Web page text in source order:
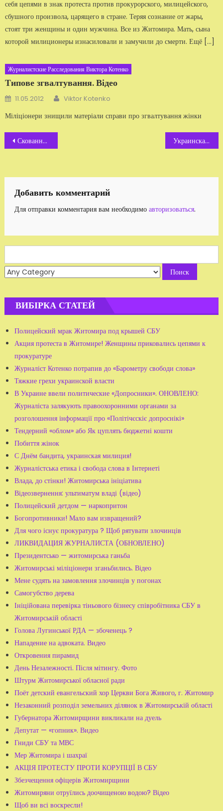
себя цепями в знак протеста против прокурорского, милицейского,
сбушного произвола, царящего в стране. Теряя сознание от жары,
стоят три женщины и один мужчина. Все из Житомира. Мать, сына
которой милиционеры изнасиловали и замучили до смерти. Ещё […]
Журналистские Расследования Виктора Котенко
Типове згвалтування. Відео
Добавлено
11.05.2012 Автор
Viktor Kotenko
Міліціонери знищили матеріали справи про згвалтування жінки
Навигация
записям
Скованные одной цепью, связанные одной целью … Украинская оппозиция, видео — прикол
Добавить комментарий
Для отправки комментария вам необходимо авторизоваться.
for:
ВИБІРКА СТАТЕЙ
Полицейский мрак Житомира под крышей СБУ
Акция протеста в Житомире! Женщины приковались цепями к
прокуратуре
Журналіст Котенко потрапив до «Барометру свободи слова»
Тяжкие грехи украинской власти
В Украине ввели политические «Допросники». ОНОВЛЕНО:
Журналіста залякують правоохоронними органами за
розголошення інформації про «Політічєскіє допроснікі»
Тендерний «облом» або Як цуплять бюджетні кошти
Побиття жінок
С Днём бандита, украинская милиция!
Журналістська етика і свобода слова в Інтернеті
Влада, до стінки! Житомирська ініціатива
Відеозвернення: ультиматум владі (відео)
Полицейский детдом — наркопритон
Богопротивники! Мало вам извращений?
Для чого існує прокуратура ? Щоб рятувати злочинців
ЛИКВИДАЦИЯ ЖУРНАЛИСТА (ОБНОВЛЕНО)
Президентсько — житомирська ганьба
Житомирські міліціонери зганьбились. Відео
Мене судять на замовлення злочинців у погонах
Самогубство дерева
Ініційована перевірка тіньового бізнесу співробітника СБУ в
Житомирській області
Голова Лугинської РДА — збоченець ?
Нападение на адвоката. Видео
Откровения пирамид
День Незалежності. Після мітингу. Фото
Штурм Житомирської обласної ради
Поёт детский евангельский хор Церкви Бога Живого, г. Житомир
Незаконний розподіл земельних ділянок в Житомирській області
Губернатора Житомирщини викликали на дуель
Депутат — «гопник». Видео
Гниди СБУ та МВС
Мер Житомира і шахраї
АКЦІЯ ПРОТЕСТУ ПРОТИ КОРУПЦІЇ В СБУ
Збезчещення офіцерів Житомирщини
Житомиряни отруїлись доочищеною водою? Відео
Щоб ви всі воскресли!